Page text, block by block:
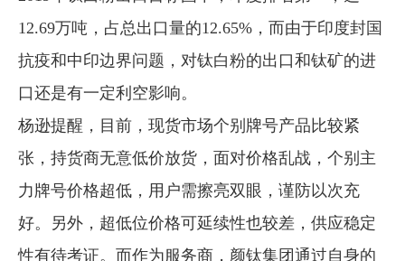
12.69万吨，占总出口量的12.65%，而由于印度封国
抗疫和中印边界问题，对钛白粉的出口和钛矿的进
口还是有一定利空影响。
杨逊提醒，目前，现货市场个别牌号产品比较紧
张，持货商无意低价放货，面对价格乱战，个别主
力牌号价格超低，用户需擦亮双眼，谨防以次充
好。另外，超低位价格可延续性也较差，供应稳定
性有待考证。而作为服务商，颜钛集团通过自身的